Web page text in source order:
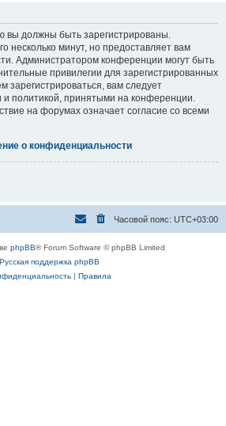
вы должны быть зарегистрированы.
несколько минут, но предоставляет вам
Администратором конференции могут быть
привилегии для зарегистрированных
зарегистрироваться, вам следует
и политикой, принятыми на конференции.
на форумах означает согласие со всеми
о конфиденциальности
Часовой пояс: UTC+03:00
phpBB® Forum Software © phpBB Limited
Русская поддержка phpBB
| Правила